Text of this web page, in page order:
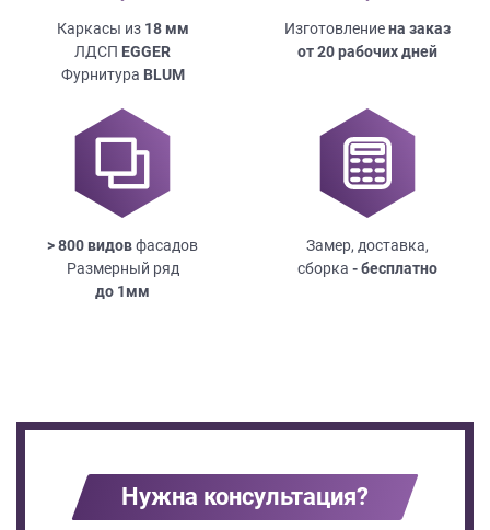
Каркасы из 18мм
ЛДСП EGGER
Фурнитура BLUM
Изготовлениена заказ
от 20 рабочих дней
> 800 видовфасадов
Размерный ряд
до 1мм
Замер, доставка,
сборка - бесплатно
Нужна консультация?